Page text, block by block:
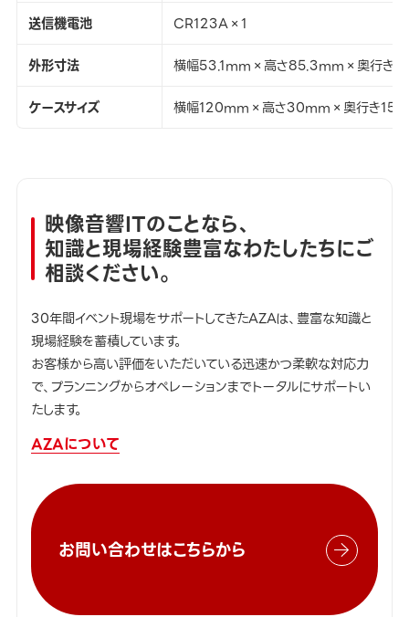
送信機電池
CR123A×1
外形寸法
横幅53.1mm×高さ85.3mm×奥行き
ケースサイズ
横幅120mm×高さ30mm×奥行き
映像音響ITのことなら、
知識と現場経験豊富なわたしたちにご
相談ください。
30年間イベント現場をサポートしてきたAZAは、豊富な知識と
現場経験を蓄積しています。
お客様から高い評価をいただいている迅速かつ柔軟な対応力
で、プランニングからオペレーションまでトータルにサポートい
たします。
AZAについて
お問い合わせはこちらから